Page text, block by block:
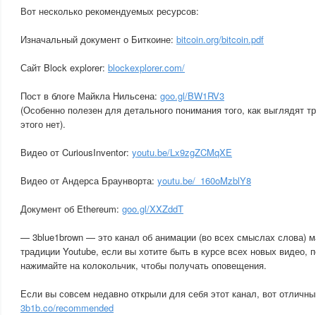
Вот несколько рекомендуемых ресурсов:
Изначальный документ о Биткоине: bitcoin.org/bitcoin.pdf
Сайт Block explorer: blockexplorer.com/
Пост в блоге Майкла Нильсена: goo.gl/BW1RV3
(Особенно полезен для детального понимания того, как выглядят
этого нет).
Видео от CuriousInventor: youtu.be/Lx9zgZCMqXE
Видео от Андерса Браунворта: youtu.be/_160oMzblY8
Документ об Ethereum: goo.gl/XXZddT
— 3blue1brown — это канал об анимации (во всех смыслах слова)
традиции Youtube, если вы хотите быть в курсе всех новых видео,
нажимайте на колокольчик, чтобы получать оповещения.
Если вы совсем недавно открыли для себя этот канал, вот
3b1b.co/recommended